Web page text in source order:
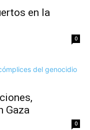
en la
0
Gaza
0